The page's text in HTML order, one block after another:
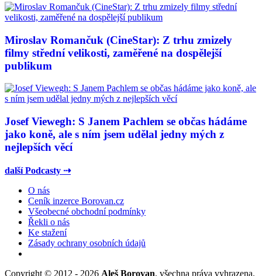
Miroslav Romančuk (CineStar): Z trhu zmizely
filmy střední velikosti, zaměřené na dospělejší
publikum
Josef Viewegh: S Janem Pachlem se občas hádáme
jako koně, ale s ním jsem udělal jedny mých z
nejlepších věcí
další Podcasty ⇢
O nás
Ceník inzerce Borovan.cz
Všeobecné obchodní podmínky
Řekli o nás
Ke stažení
Zásady ochrany osobních údajů
Copyright © 2012 - 2026 Aleš Borovan, všechna práva vyhrazena.